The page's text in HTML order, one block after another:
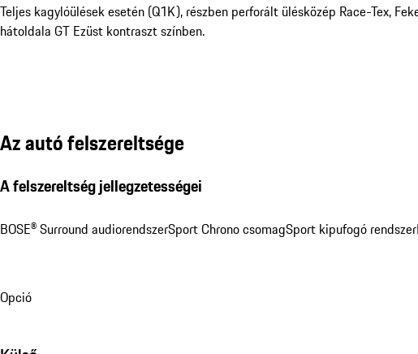
Teljes kagylóülések esetén (Q1K), részben perforált ülésközép Race-Tex,
hátoldala GT Ezüst kontraszt színben.
Az autó felszereltsége
A felszereltség jellegzetességei
BOSE® Surround audiorendszerSport Chrono csomagSport kipufogó rendszer
Opció